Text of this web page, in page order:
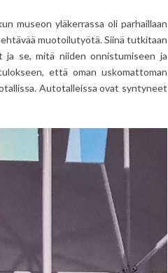
museon yläkerrassa oli parhaillaan
muotoilutyötä. Siinä tutkitaan
ja se, mitä niiden onnistumiseen ja
että oman uskomattoman
Autotalleissa ovat syntyneet